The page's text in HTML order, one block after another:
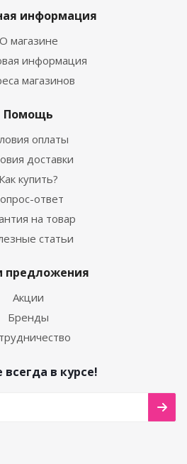
информация
О магазине
информация
магазинов
Помощь
оплаты
доставки
Как купить?
ответ
на товар
статьи
предложения
Акции
Бренды
всегда в курсе!